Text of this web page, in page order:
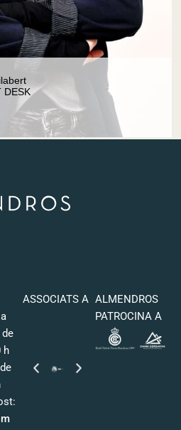
DESK
h
ASSOCIATS A ALMENDROS
PATROCINA A